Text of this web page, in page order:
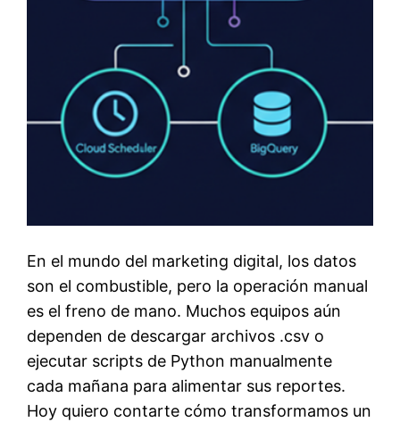
En el mundo del marketing digital, los datos
son el combustible, pero la operación manual
es el freno de mano. Muchos equipos aún
dependen de descargar archivos .csv o
ejecutar scripts de Python manualmente
cada mañana para alimentar sus reportes.
Hoy quiero contarte cómo transformamos un